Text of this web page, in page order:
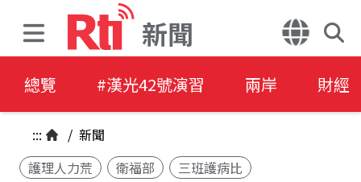
新聞
總覽 #漢光42號演習 兩岸 財經
::: / 新聞
護理人力荒
衛福部 三班護病比